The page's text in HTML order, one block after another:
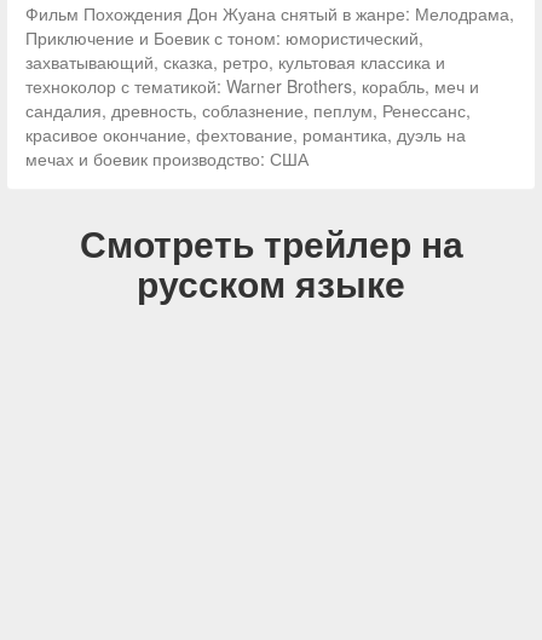
Фильм Похождения Дон Жуана снятый в жанре: Мелодрама,
Приключение и Боевик с тоном: юмористический,
захватывающий, сказка, ретро, культовая классика и
техноколор с тематикой: Warner Brothers, корабль, меч и
сандалия, древность, соблазнение, пеплум, Ренессанс,
красивое окончание, фехтование, романтика, дуэль на
мечах и боевик производство: США
Смотреть трейлер на
русском языке